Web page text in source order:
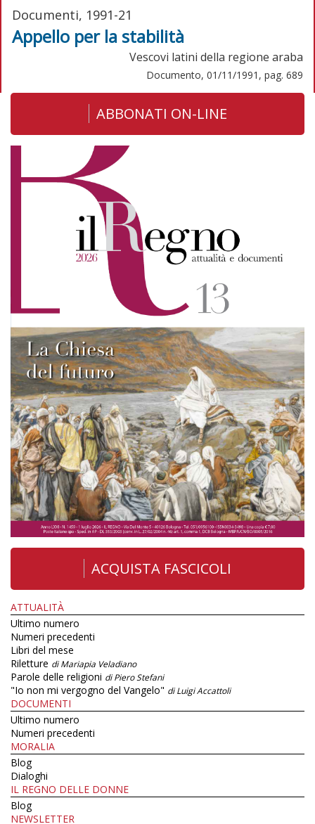
Documenti, 1991-21
Appello per la stabilità
Vescovi latini della regione araba
Documento, 01/11/1991, pag. 689
ABBONATI ON-LINE
ACQUISTA FASCICOLI
ATTUALITÀ
Ultimo numero
Numeri precedenti
Libri del mese
Riletture di Mariapia Veladiano
Parole delle religioni di Piero Stefani
"Io non mi vergogno del Vangelo" di Luigi Accattoli
DOCUMENTI
Ultimo numero
Numeri precedenti
MORALIA
Blog
Dialoghi
IL REGNO DELLE DONNE
Blog
NEWSLETTER